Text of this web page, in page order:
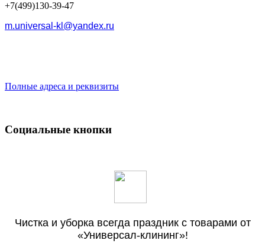
+7(499)130-39-47
m.universal-kl@yandex.ru
Полные адреса и реквизиты
Социальные кнопки
Чистка и уборка всегда праздник с товарами от
«Универсал-клининг»!